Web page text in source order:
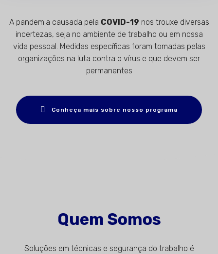
A pandemia causada pela COVID-19 nos trouxe diversas
incertezas, seja no ambiente de trabalho ou em nossa
vida pessoal. Medidas específicas foram tomadas pelas
organizações na luta contra o vírus e que devem ser
permanentes
Conheça mais sobre nosso programa
Quem Somos
Soluções em técnicas e segurança do trabalho é